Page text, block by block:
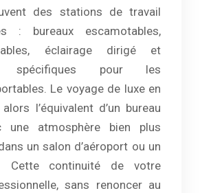
des stations de travail
: bureaux escamotables,
éclairage dirigé et
spécifiques pour les
Le voyage de luxe en
l’équivalent d’un bureau
une atmosphère bien plus
un salon d’aéroport ou un
Cette continuité de votre
sans renoncer au